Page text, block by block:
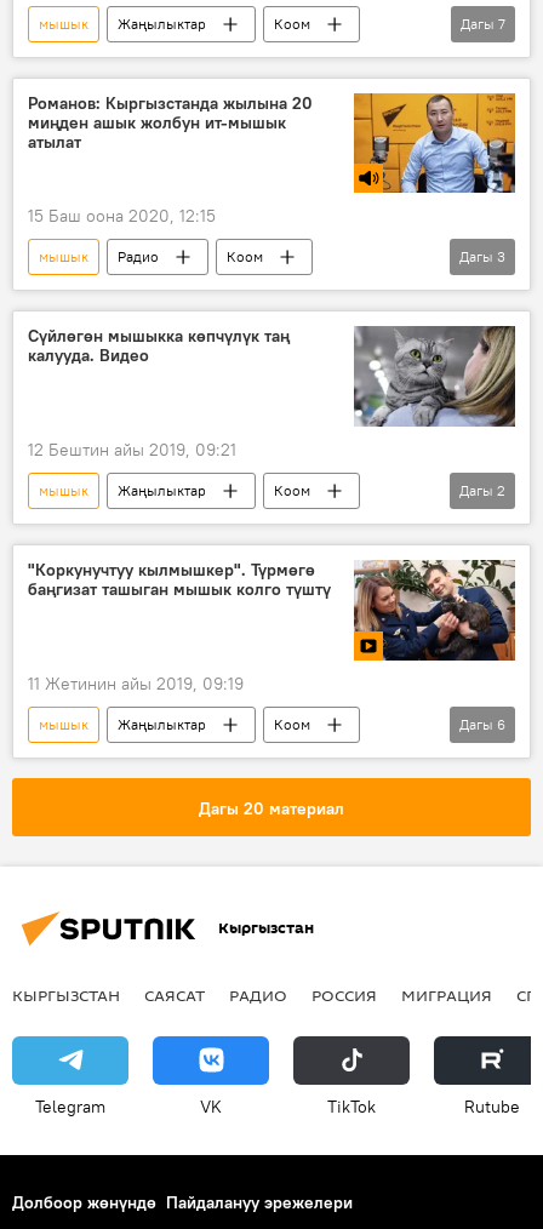
мышык Жаңылыктар
Коом
Дүйнөдө
Видео
Мультимедиа
өлүм
Дагы 7
Романов: Кыргызстанда жылына 20
миңден ашык жолбун ит-мышык
атылат
15 Баш оона 2020, 12:15
мышык Радио
Коом
Кыргызстан
ит ветеринария
Дагы 3
Сүйлөгөн мышыкка көпчүлүк таң
калууда. Видео
12 Бештин айы 2019, 09:21
мышык Жаңылыктар
Коом
Дүйнөдө
Видео
Дагы 2
"Коркунучтуу кылмышкер". Түрмөгө
баңгизат ташыган мышык колго түштү
11 Жетинин айы 2019, 09:19
мышык Жаңылыктар
Коом
Дүйнөдө
Видео
Мультимедиа
Дагы 6
Дагы 20 материал
Кыргызстан
КЫРГЫЗСТАН САЯСАТ РАДИО РОССИЯ МИГРАЦИЯ
Telegram VK ТikТоk Rutube
Долбоор жөнүндө Пайдалануу эрежелери